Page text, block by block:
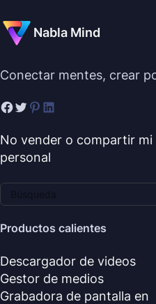
Nabla Mind
Conectar mentes, crear
No vender o compartir
personal
Productos calientes
Descargador de videos
Gestor de medios
Grabadora de pantalla en